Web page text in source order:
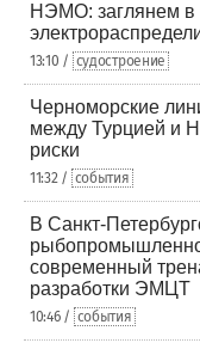
НЭМО: заглянем в
13:10 / судостроение
Черноморские
между Турцией и
риски
11:32 / события
В Санкт-
современный
разработки ЭМЦТ
10:46 / события